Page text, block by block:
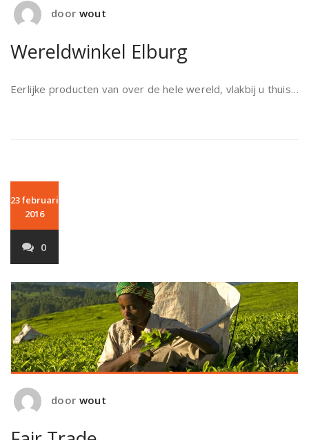
door wout
Wereldwinkel Elburg
Eerlijke producten van over de hele wereld, vlakbij u thuis…
23 februari
2016
0
door wout